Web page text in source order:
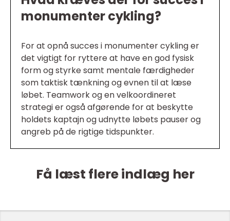
monumenter cykling?
For at opnå succes i monumenter cykling er
det vigtigt for ryttere at have en god fysisk
form og styrke samt mentale færdigheder
som taktisk tænkning og evnen til at læse
løbet. Teamwork og en velkoordineret
strategi er også afgørende for at beskytte
holdets kaptajn og udnytte løbets pauser og
angreb på de rigtige tidspunkter.
Få læst flere indlæg her